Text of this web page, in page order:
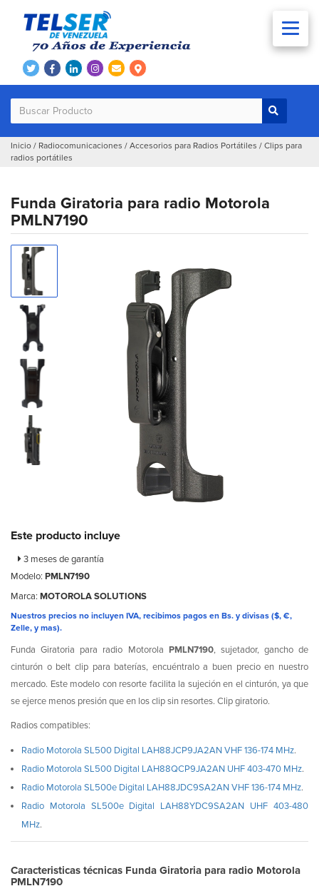
Inicio / Radiocomunicaciones / Accesorios para Radios Portátiles / Clips para
radios portátiles
Funda Giratoria para radio Motorola
PMLN7190
Este producto incluye
3 meses de garantía
Modelo: PMLN7190
Marca: MOTOROLA SOLUTIONS
Nuestros precios no incluyen IVA, recibimos pagos en Bs. y divisas ($, €,
Zelle, y mas).
Funda Giratoria para radio Motorola PMLN7190, sujetador, gancho de
cinturón o belt clip para baterías, encuéntralo a buen precio en nuestro
mercado. Este modelo con resorte facilita la sujeción en el cinturón, ya que
se ejerce menos presión que en los clip sin resortes. Clip giratorio.
Radios compatibles:
Radio Motorola SL500 Digital LAH88JCP9JA2AN VHF 136-174 MHz.
Radio Motorola SL500 Digital LAH88QCP9JA2AN UHF 403-470 MHz.
Radio Motorola SL500e Digital LAH88JDC9SA2AN VHF 136-174 MHz.
Radio Motorola SL500e Digital LAH88YDC9SA2AN UHF 403-480
MHz.
Caracteristicas técnicas Funda Giratoria para radio Motorola
PMLN7190